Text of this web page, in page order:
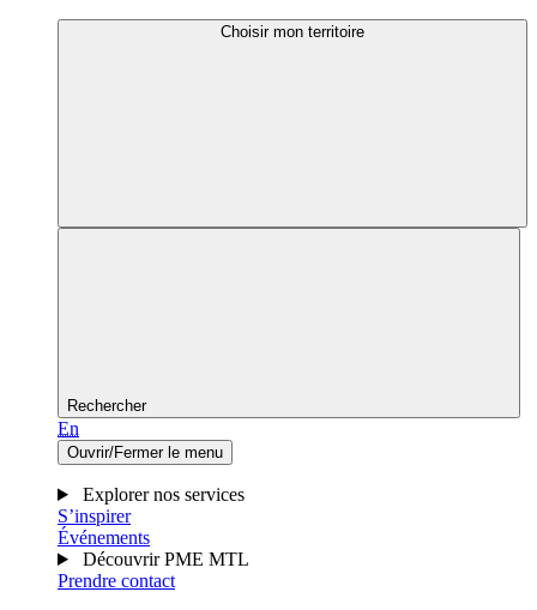
Choisir mon territoire
Rechercher
En
Ouvrir/Fermer le menu
Explorer nos services
S’inspirer
Événements
Découvrir PME MTL
Prendre contact